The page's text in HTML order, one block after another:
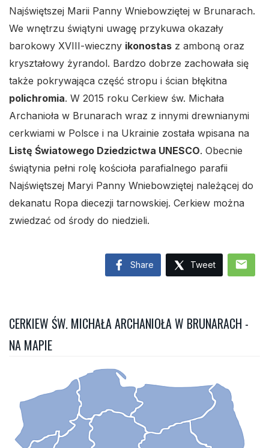
Najświętszej Marii Panny Wniebowziętej w Brunarach.
We wnętrzu świątyni uwagę przykuwa okazały
barokowy XVIII-wieczny ikonostas z amboną oraz
kryształowy żyrandol. Bardzo dobrze zachowała się
także pokrywająca część stropu i ścian błękitna
polichromia. W 2015 roku Cerkiew św. Michała
Archanioła w Brunarach wraz z innymi drewnianymi
cerkwiami w Polsce i na Ukrainie została wpisana na
Listę Światowego Dziedzictwa UNESCO. Obecnie
świątynia pełni rolę kościoła parafialnego parafii
Najświętszej Maryi Panny Wniebowziętej należącej do
dekanatu Ropa diecezji tarnowskiej. Cerkiew można
zwiedzać od środy do niedzieli.
Share Tweet mail
CERKIEW ŚW. MICHAŁA ARCHANIOŁA W BRUNARACH -
NA MAPIE